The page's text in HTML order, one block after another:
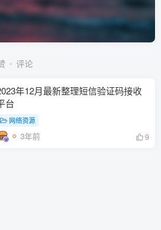
评论
年12月最新整理短信验证码接收
台
网络资源
3年前 9